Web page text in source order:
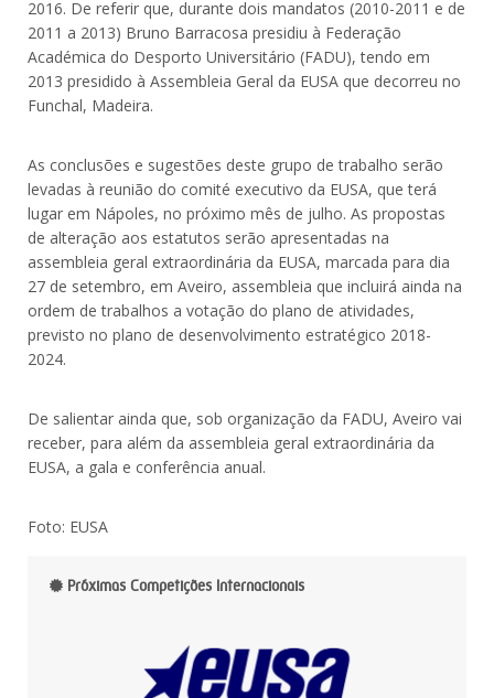
2016. De referir que, durante dois mandatos (2010-2011 e de
2011 a 2013) Bruno Barracosa presidiu à Federação
Académica do Desporto Universitário (FADU), tendo em
2013 presidido à Assembleia Geral da EUSA que decorreu no
Funchal, Madeira.
As conclusões e sugestões deste grupo de trabalho serão
levadas à reunião do comité executivo da EUSA, que terá
lugar em Nápoles, no próximo mês de julho. As propostas
de alteração aos estatutos serão apresentadas na
assembleia geral extraordinária da EUSA, marcada para dia
27 de setembro, em Aveiro, assembleia que incluirá ainda na
ordem de trabalhos a votação do plano de atividades,
previsto no plano de desenvolvimento estratégico 2018-
2024.
De salientar ainda que, sob organização da FADU, Aveiro vai
receber, para além da assembleia geral extraordinária da
EUSA, a gala e conferência anual.
Foto: EUSA
Próximas Competições Internacionais